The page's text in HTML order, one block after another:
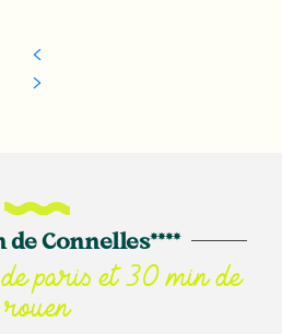
Connelles****
paris et 30 min de
rouen